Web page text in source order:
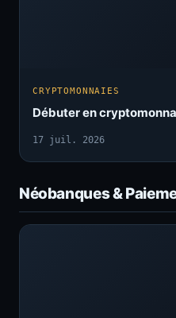
CRYPTOMONNAIES
Débuter en
17 juil. 2026
Néobanques &